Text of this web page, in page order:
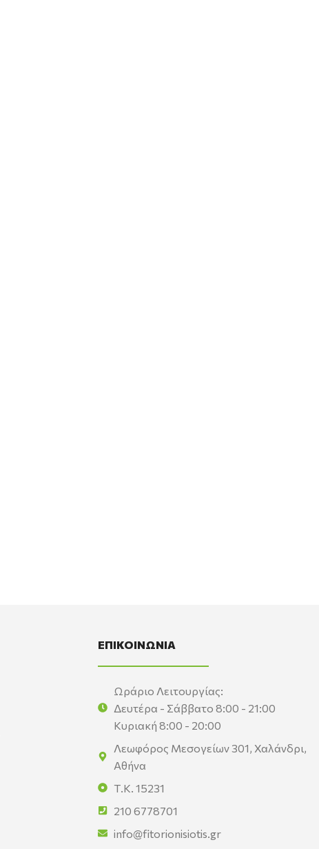
ΕΠΙΚΟΙΝΩΝΙΑ
Ωράριο Λειτουργίας:
Δευτέρα - Σάββατο 8:00 - 21:00
Κυριακή 8:00 - 20:00
Λεωφόρος Μεσογείων 301, Χαλάνδρι,
Αθήνα
Τ.Κ. 15231
210 6778701
info@fitorionisiotis.gr